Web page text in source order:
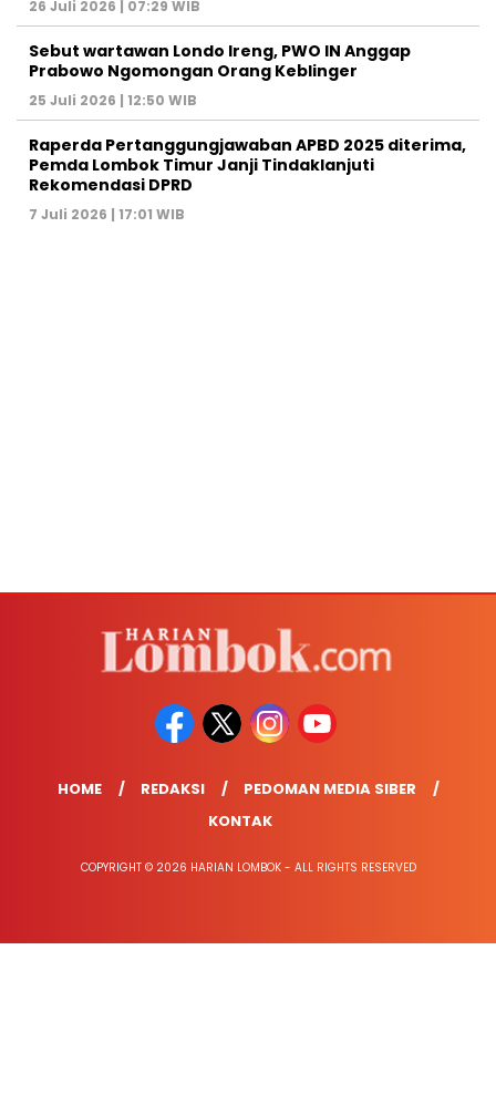
26 Juli 2026 | 07:29 WIB
Sebut wartawan Londo Ireng, PWO IN Anggap
Prabowo Ngomongan Orang Keblinger
25 Juli 2026 | 12:50 WIB
Raperda Pertanggungjawaban APBD 2025 diterima,
Pemda Lombok Timur Janji Tindaklanjuti
Rekomendasi DPRD
7 Juli 2026 | 17:01 WIB
HOME REDAKSI
PEDOMAN MEDIA SIBER
KONTAK
COPYRIGHT © 2026 HARIAN LOMBOK - ALL RIGHTS RESERVED